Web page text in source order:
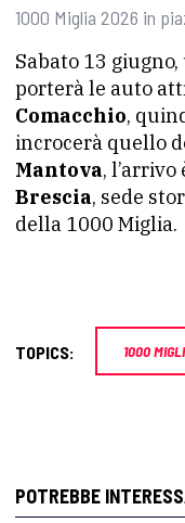
1000 Miglia 2026 in
Sabato 13
porterà le auto
Comacchio,
incrocerà quello
Mantova,
Brescia, sede
della 1000 Miglia.
TOPICS: 1000
POTREBBE